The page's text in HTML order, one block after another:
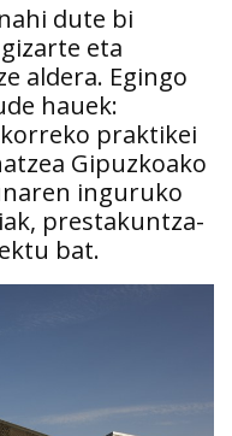
dute bi
eta
aldera. Egingo
hauek:
praktikei
Gipuzkoako
inguruko
prestakuntza-
bat.